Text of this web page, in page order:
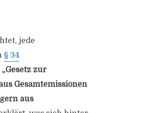
jede
§ 34
„Gesetz zur
Gesamtemissionen
aus